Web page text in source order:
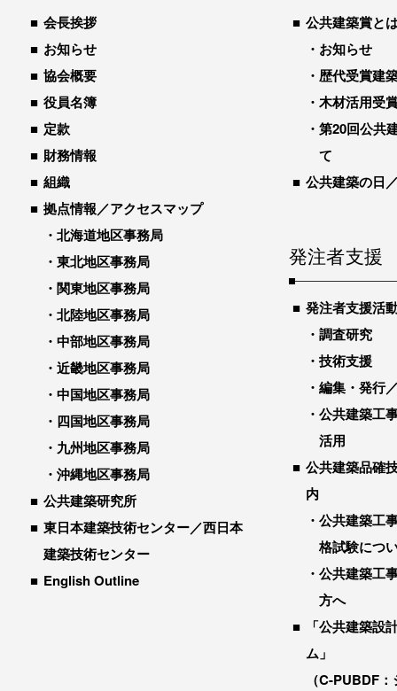
会長挨拶
お知らせ
協会概要
役員名簿
定款
財務情報
組織
拠点情報／アクセスマップ
北海道地区事務局
東北地区事務局
関東地区事務局
北陸地区事務局
中部地区事務局
近畿地区事務局
中国地区事務局
四国地区事務局
九州地区事務局
沖縄地区事務局
公共建築研究所
東日本建築技術センター／西日本
建築技術センター
English Outline
公共建築賞と
お知らせ
歴代受賞建
木材活用受
第20回公共
て
公共建築の日
発注者支援
発注者支援活
調査研究
技術支援
編集・発行
公共建築工
活用
公共建築品確
内
公共建築工
格試験につ
公共建築工
方へ
「公共建築設
ム」
（C-PUBDF